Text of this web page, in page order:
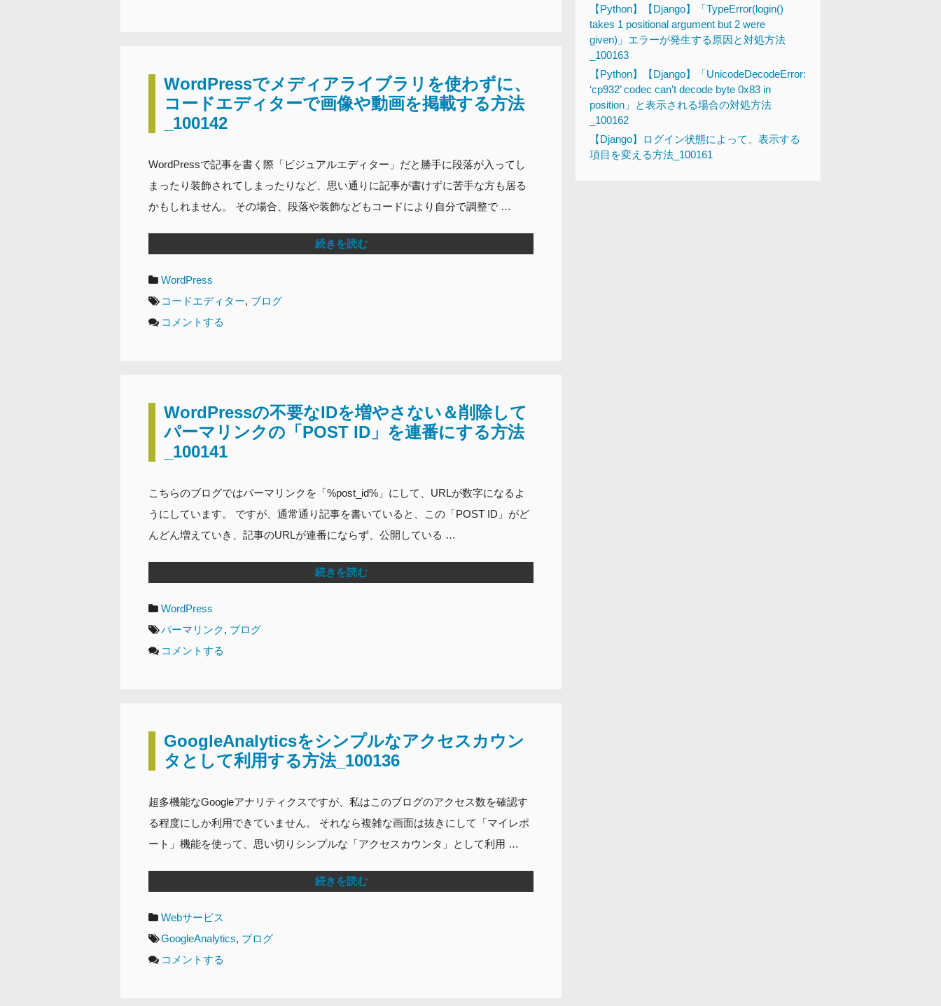
WordPressでメディアライブラリを使わずに、
コードエディターで画像や動画を掲載する方法
_100142
WordPressで記事を書く際「ビジュアルエディター」だと勝手に段落が入ってし
まったり装飾されてしまったりなど、思い通りに記事が書けずに苦手な方も居る
かもしれません。 その場合、段落や装飾などもコードにより自分で調整で …
続きを読む
カ
テ
ゴ
WordPress
タ
グ
コードエディター, ブログ
コメントする
WordPressの不要なIDを増やさない＆削除して
パーマリンクの「POST ID」を連番にする方法
_100141
こちらのブログではパーマリンクを「%post_id%」にして、URLが数字になるよ
うにしています。 ですが、通常通り記事を書いていると、この「POST ID」がど
んどん増えていき、記事のURLが連番にならず、公開している …
続きを読む
カ
テ
ゴ
WordPress
タ
グ
パーマリンク, ブログ
コメントする
GoogleAnalyticsをシンプルなアクセスカウン
タとして利用する方法_100136
超多機能なGoogleアナリティクスですが、私はこのブログのアクセス数を確認す
る程度にしか利用できていません。 それなら複雑な画面は抜きにして「マイレポ
ート」機能を使って、思い切りシンプルな「アクセスカウンタ」として利用 …
続きを読む
カ
テ
ゴ
Webサービス
タ
グ
GoogleAnalytics, ブログ
コメントする
【Python】【Django】「TypeError(login()
takes 1 positional argument but 2 were
given)」エラーが発生する原因と対処方法
_100163
【Python】【Django】「UnicodeDecodeError:
‘cp932’ codec can’t decode byte 0x83 in
position」と表示される場合の対処方法
_100162
【Django】ログイン状態によって、表示する
項目を変える方法_100161